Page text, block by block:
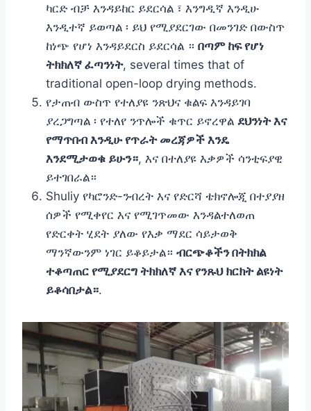
ካርድ ብቻ እንዳይከር ይደርሳል ፣ እንግዲኛ እንዲሁ
እንዲተኛ ይወጣል ፡ ይህ የሚያደርገው በመንገድ በውስጥ
ከነጭ የሆነ እንዳይደርስ ይደርሳል ። በጣም ከፍ የሆነ
ትክክለኛ ፈጣንነት, several times that of
traditional open-loop drying methods.
የታጠብ ውስጥ የተለያዩ ንጽህና ቁልፍ እንዳይገባ
ያረጋግጣል ፡ የተለየ ንጥሎች ቁጥር ይኖረዋል ደህንነት እና
የማጥበብ እንዲሁ የጥራት መረጃዎች እንዴ
እንደሚታወቁ ይሁን።, እና በተለያዩ እቃዎች ሳንቲፍያዊ
ይተገበራል።
Shuliy የካሮንድ-ንብረት እና የድርሻ ቴክኖሎጂ በተያያዘ
ሰዎች የሚቀየር እና የሚገጥመው እንዳልተለወጠ
የድርቀት ሂደት ያለው የእቃ ማደር ሳይታወቅ
ማንኛውንም ነገር ይቆይታል። ብርጭቆችን በትክክል
ተቆጣጠር የሚያደርግ ትክክለኛ እና የንጹህ ክርክት ልዩነት
ይቆሳበታል።.